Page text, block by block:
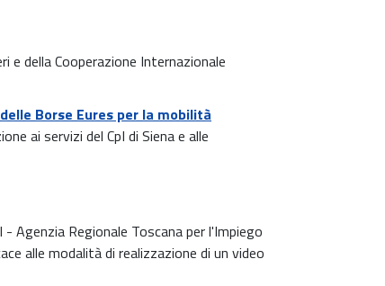
e della Cooperazione Internazionale
Borse Eures per la mobilità
ai servizi del CpI di Siena e alle
- Agenzia Regionale Toscana per l'Impiego
alle modalità di realizzazione di un video